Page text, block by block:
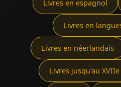
Livres en espagnol
Livres en
Livres en néerlandais
Livres jusqu'au